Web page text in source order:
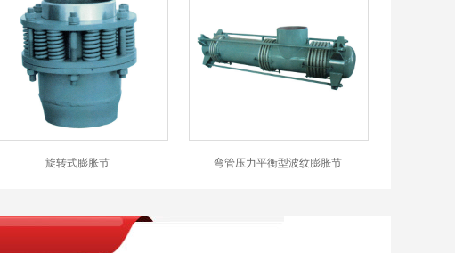
旋转式膨胀节 弯管压力平衡型波纹膨胀节